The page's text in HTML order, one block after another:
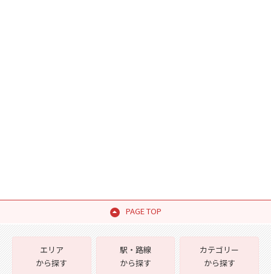
PAGE TOP
エリア
から探す
駅・路線
から探す
カテゴリー
から探す